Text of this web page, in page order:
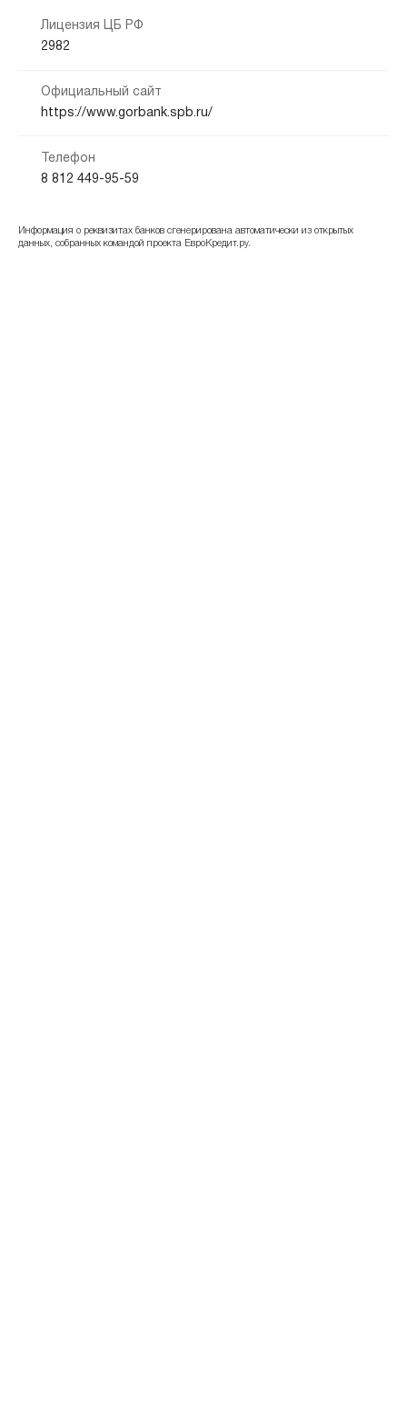
Лицензия ЦБ РФ
2982
Официальный сайт
https://www.gorbank.spb.ru/
Телефон
8 812 449-95-59
Информация о реквизитах банков сгенерирована автоматически из открытых
данных, собранных командой проекта ЕвроКредит.ру.